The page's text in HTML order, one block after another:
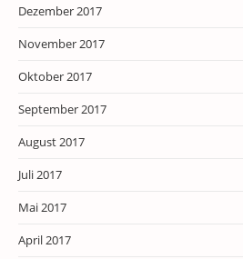
Dezember 2017
November 2017
Oktober 2017
September 2017
August 2017
Juli 2017
Mai 2017
April 2017